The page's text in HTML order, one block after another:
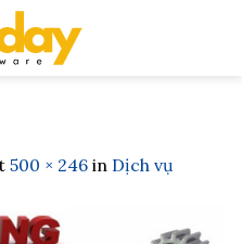
500 × 246 in Dịch vụ